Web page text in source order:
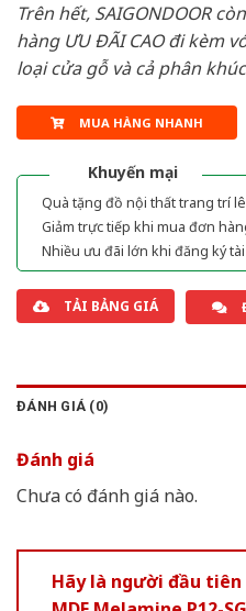
Trên hết, SAIGONDOOR
hàng ƯU ĐÃI CAO đi kèm
loại cửa gỗ và cả phân
MUA HÀNG NHANH
Khuyến mại
Quà tặng đồ nội thất trang trí
Giảm trực tiếp khi mua đơn
Nhiều ưu đãi lớn khi đăng ký
TẢI BẢNG GIÁ
ĐÁNH GIÁ (0)
Đánh giá
Chưa có đánh giá nào.
Hãy là người đầu tiên